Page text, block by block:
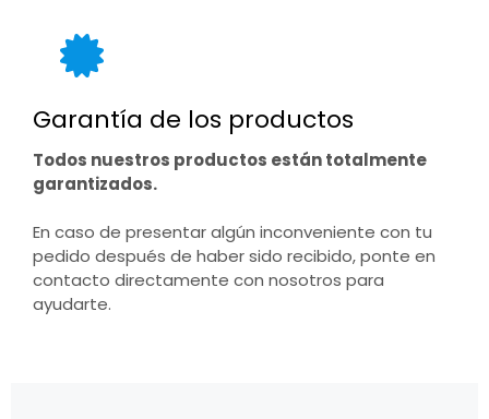
Garantía de los productos
Todos nuestros productos están totalmente
garantizados.
En caso de presentar algún inconveniente con tu
pedido después de haber sido recibido, ponte en
contacto directamente con nosotros para
ayudarte.